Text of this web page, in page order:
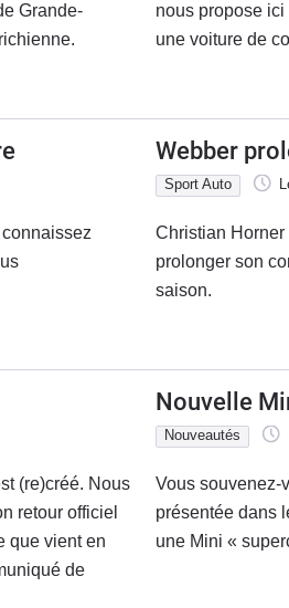
Grande-
nous propose
une voiture de
Webber
Sport Auto
Christian
prolonger son
saison.
(re)créé. Nous
retour officiel
que vient en
de
Nouvelle
Nouveautés
Vous souvenez-
présentée dans
une Mini «